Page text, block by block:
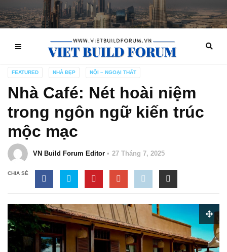
FEATURED NHÀ ĐẸP NỘI – NGOẠI THẤT
Nhà Café: Nét hoài niệm
trong ngôn ngữ kiến trúc
mộc mạc
VN Build Forum Editor 27 Tháng 7, 2025
CHIA SẺ